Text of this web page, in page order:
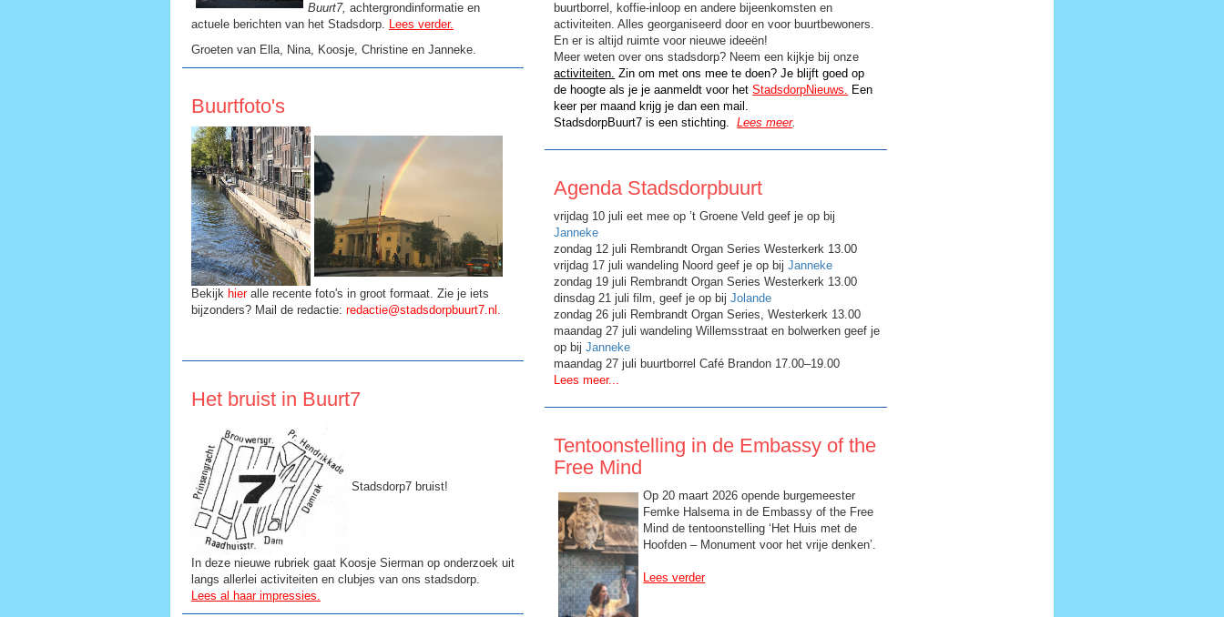
Buurt7, achtergrondinformatie en
actuele berichten van het Stadsdorp. Lees verder.
Groeten van Ella, Nina, Koosje, Christine en Janneke.
Buurtfoto's
Bekijk hieralle recente foto's in groot formaat. Zie je iets
bijzonders? Mail de redactie: redactie@stadsdorpbuurt7.nl
Het bruist in Buurt7
Stadsdorp7 bruist!
In deze nieuwe rubriek gaat Koosje Sierman op onderzoek uit
langs allerlei activiteiten en clubjes van ons stadsdorp.
Lees al haar impressies.
buurtborrel, koffie-inloop en andere bijeenkomsten en
activiteiten. Alles georganiseerd door en voor buurtbewoners.
En er is altijd ruimte voor nieuwe ideeën!
Meer weten over ons stadsdorp? Neem een kijkje bij onze
activiteiten. Zin om met ons mee te doen? Je blijft goed op
de hoogte als je je aanmeldt voor het StadsdorpNieuws. Een
keer per maand krijg je dan een mail.
StadsdorpBuurt7 is eenstichting. Lees meer.
Agenda Stadsdorpbuurt
vrijdag 10 juli eet mee op ’t Groene Veld geef je op bij
Janneke
zondag 12 juli Rembrandt Organ Series Westerkerk 13.00
vrijdag 17 juli wandeling Noord geef je op bijJanneke
zondag 19 juli Rembrandt Organ Series Westerkerk 13.00
dinsdag 21 juli film, geef je op bijJolande
zondag 26 juli Rembrandt Organ Series, Westerkerk 13.00
maandag 27 juli wandeling Willemsstraat en bolwerken geef je
op bijJanneke
maandag 27 juli buurtborrel Café Brandon 17.00–19.00
Lees meer...
Tentoonstelling in de Embassy of the
Free Mind
Op 20 maart 2026 opende burgemeester
Femke Halsema in de Embassy of the Free
Mind de tentoonstelling ‘Het Huis met de
Hoofden – Monument voor het vrije denken’.
Lees verder